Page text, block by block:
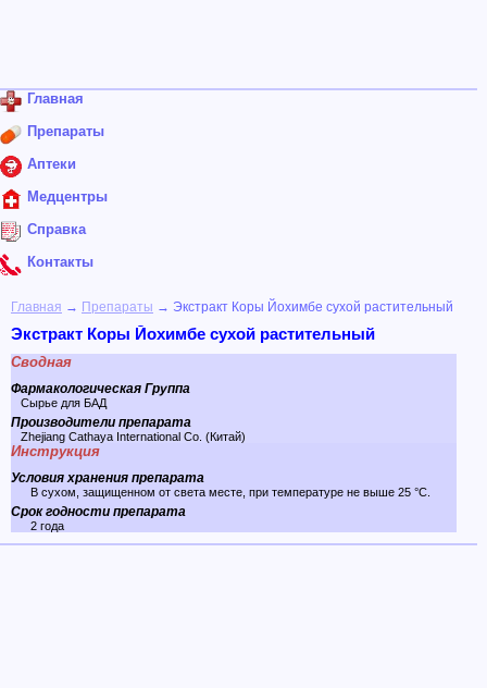
Главная
Препараты
Аптеки
Медцентры
Справка
Контакты
Главная → Препараты → Экстракт Коры Йохимбе сухой растительный
Экстракт Коры Йохимбе сухой растительный
Сводная
Фармакологическая Группа
Сырье для БАД
Производители препарата
Zhejiang Cathaya International Co. (Китай)
Инструкция
Условия хранения препарата
В сухом, защищенном от света месте, при температуре не выше 25 °C.
Срок годности препарата
2 года